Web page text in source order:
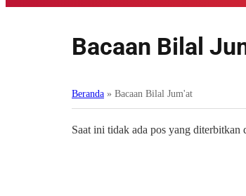
Bacaan Bilal
Beranda » Bacaan Bilal Jum'at
Saat ini tidak ada pos yang diterbitkan